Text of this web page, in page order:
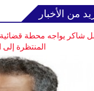
من الأخبار
شاكر يواجه محطة قضائية
المنتظرة